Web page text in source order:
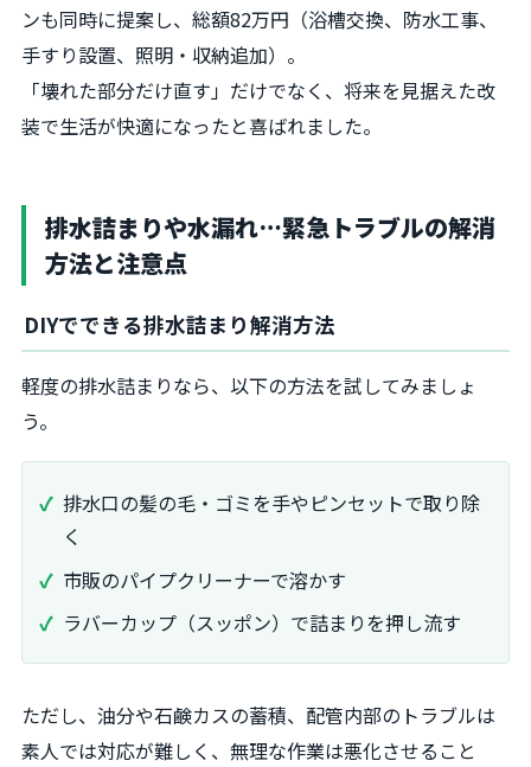
ンも同時に提案し、総額82万円（浴槽交換、防水工事、
手すり設置、照明・収納追加）。
「壊れた部分だけ直す」だけでなく、将来を見据えた改
装で生活が快適になったと喜ばれました。
排水詰まりや水漏れ…緊急トラブルの解消
方法と注意点
DIYでできる排水詰まり解消方法
軽度の排水詰まりなら、以下の方法を試してみましょ
う。
排水口の髪の毛・ゴミを手やピンセットで取り除
く
市販のパイプクリーナーで溶かす
ラバーカップ（スッポン）で詰まりを押し流す
ただし、油分や石鹸カスの蓄積、配管内部のトラブルは
素人では対応が難しく、無理な作業は悪化させること